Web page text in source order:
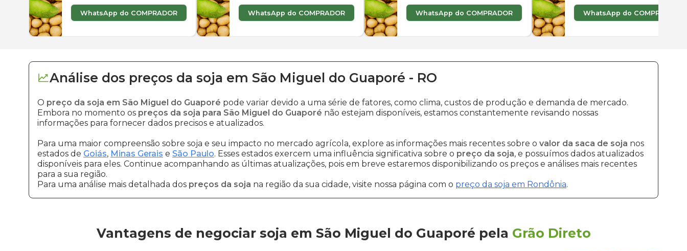
WhatsApp do COMPRADOR WhatsApp do COMPRADOR WhatsApp do COMPRADOR WhatsApp do COMPRADOR
Análise dos preços da soja em São Miguel do Guaporé - RO
O preço da soja em São Miguel do Guaporé pode variar devido a uma série de fatores, como clima, custos de produção e demanda de mercado.
Embora no momento os preços da soja para São Miguel do Guaporé não estejam disponíveis, estamos constantemente revisando nossas
informações para fornecer dados precisos e atualizados.
Para uma maior compreensão sobre soja e seu impacto no mercado agrícola, explore as informações mais recentes sobre o valor da saca de soja nos
estados de Goiás, Minas Gerais e São Paulo. Esses estados exercem uma influência significativa sobre o preço da soja, e possuímos dados atualizados
disponíveis para eles. Continue acompanhando as últimas atualizações, pois em breve estaremos disponibilizando os preços e análises mais recentes
para a sua região.
Para uma análise mais detalhada dos preços da soja na região da sua cidade, visite nossa página com o preço da soja em Rondônia.
Vantagens de negociar soja em São Miguel do Guaporé pela Grão Direto